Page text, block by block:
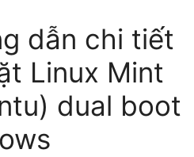
dẫn chi tiết
Linux Mint
dual boot